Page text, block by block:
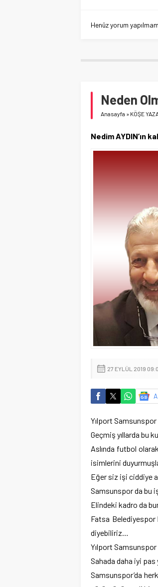
Henüz yorum
Neden
Anasayfa » KÖŞE
Nedim AYDIN’ın
27 EYLÜL 2019
Yılport Samsunspor
Geçmiş yıllarda bu
Aslında futbol
isimlerini
Eğer siz işi ciddiye
Samsunspor da bu
Elindeki kadro da
Fatsa Belediyespor
diyebiliriz…
Yılport
Sahada daha iyi
Samsunspor’da